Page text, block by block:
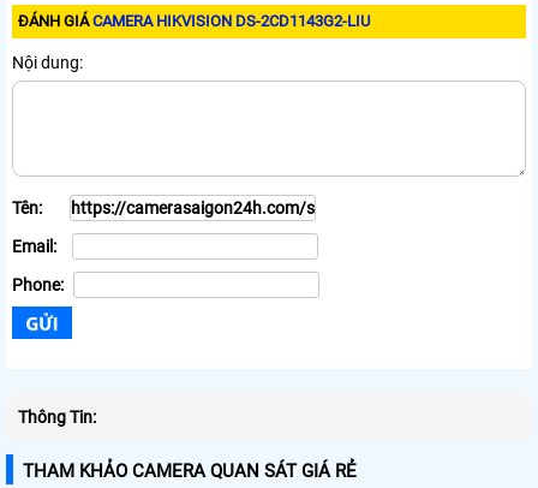
ĐÁNH GIÁCAMERA HIKVISION DS-2CD1143G2-LIU
Nội dung:
Tên:
Email:
Phone:
Thông Tin:
THAM KHẢO CAMERA QUAN SÁT GIÁ RẺ